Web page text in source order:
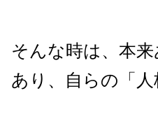
そんな時は、本
あり、自らの「